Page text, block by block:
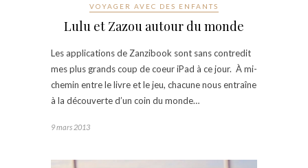
VOYAGER AVEC DES ENFANTS
Lulu et Zazou autour du monde
Les applications de Zanzibook sont sans contredit
mes plus grands coup de coeur iPad à ce jour. À mi-
chemin entre le livre et le jeu, chacune nous entraîne
à la découverte d’un coin du monde…
9 mars 2013